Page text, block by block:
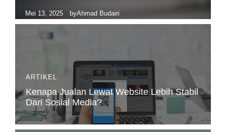
Mei 13, 2025 byAhmad Budairi
ARTIKEL
Kenapa Jualan Lewat Website Lebih Stabil
Dari Sosial Media?